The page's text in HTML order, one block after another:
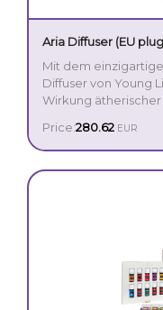
Aria Diffuser (EU
Mit dem
Diffuser von Young
Wirkung ätherischer Öle
Vernebler vereint
einer Vielzahl
enthalten ist eine
persönliche
Du erhältst zudem
Peppermint (je 5 ml).
Price:280.62 EUR